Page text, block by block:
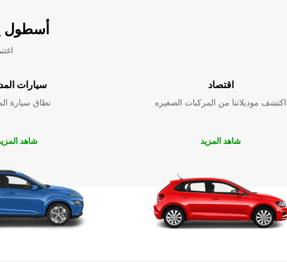
أسطول
سيارات
نطاق سيارة
شاهد
اقتصاد
اكتشف موديلاتنا من المركبات الصغيره
شاهد المزيد